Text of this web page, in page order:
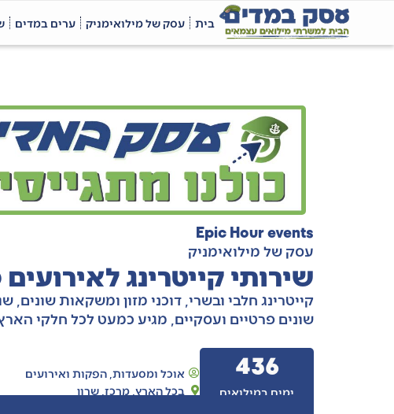
בית עסק של מילואימניק ערים במדים
Epic Hour events
עסק של מילואימניק
שירותי קייטרינג
קייטרינג חלבי ובשרי, דוכני מזון ומשקאות שונים,
שונים פרטיים ועסקיים, מגיע כמעט לכל חלקי
אוכל ומסעדות הפקות ואירועים
בכל הארץ מרכז שרון ימים במילואים
436